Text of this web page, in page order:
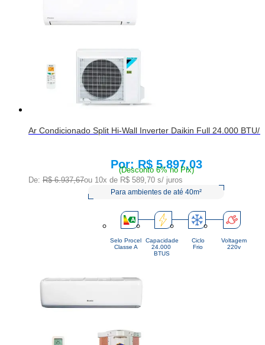
Ar Condicionado Split Hi-Wall Inverter Daikin Full 24.000 BTU/
Price:
R$ 5.897,03
(Desconto 6% no Pix)
De: R$ 6.937,67ou 10x de R$ 589,70 s/ juros
Para ambientes de até 40m²
Selo Procel
Classe A
Capacidade
24.000
BTUS
Ciclo
Frio
Voltagem
220v